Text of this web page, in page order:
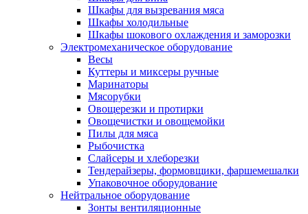
Шкафы для вызревания мяса
Шкафы холодильные
Шкафы шокового охлаждения и заморозки
Электромеханическое оборудование
Весы
Куттеры и миксеры ручные
Маринаторы
Мясорубки
Овощерезки и протирки
Овощечистки и овощемойки
Пилы для мяса
Рыбочистка
Слайсеры и хлеборезки
Тендерайзеры, формовщики, фаршемешалки
Упаковочное оборудование
Нейтральное оборудование
Зонты вентиляционные